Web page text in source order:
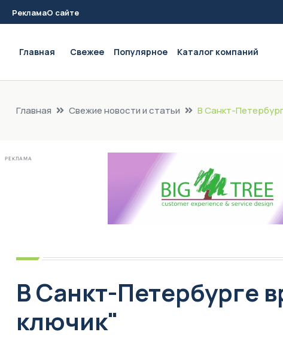
РекламаО сайте
Главная Свежее Популярное Каталог компаний
Главная Свежие новости и статьи В Санкт-
РЕКЛАМА
В Санкт-Петербурге
ключик"